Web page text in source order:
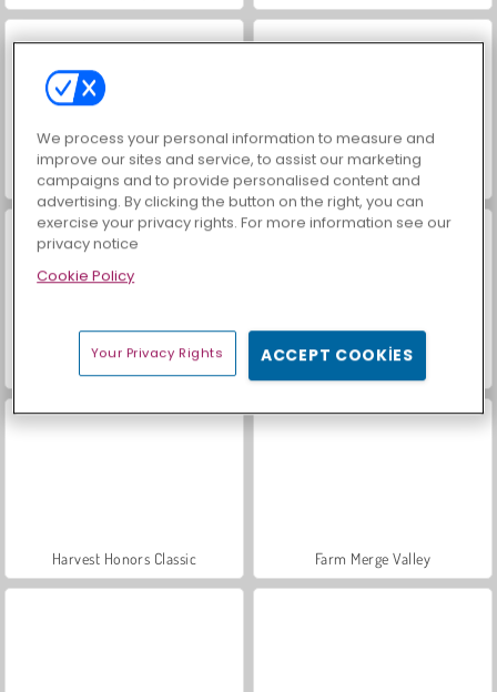
Trollface Quest: USA 2 Masha and the Bear: Meadows
Harvest Honors Classic Farm Merge Valley
We process your personal information to measure and
improve our sites and service, to assist our marketing
campaigns and to provide personalised content and
advertising. By clicking the button on the right, you can
exercise your privacy rights. For more information see our
privacy notice
Cookie Policy
Your Privacy Rights ACCEPT COOKIES